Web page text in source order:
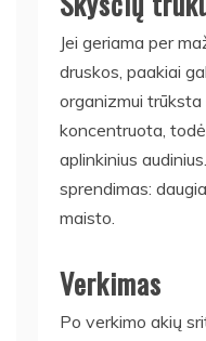
Jei geriama per
druskos, paakiai
organizmui
koncentruota,
aplinkinius
sprendimas:
maisto.
Verkimas
Po verkimo akių